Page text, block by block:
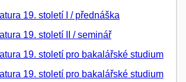
19. století I / přednáška
19. století II / seminář
19. století pro bakalářské studium
19. století pro bakalářské studium